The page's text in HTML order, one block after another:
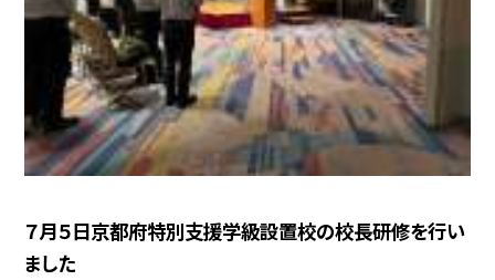
７月５日京都府特別支援学級設置校の校長研修を行い
ました